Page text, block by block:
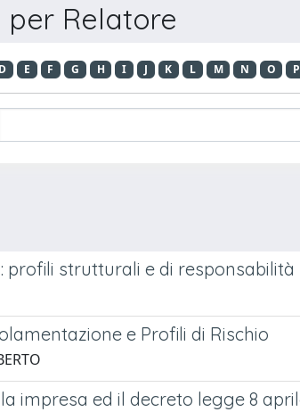
per Relatore
D E F G H I J K L M N O P
profili strutturali e di responsabilità
e Profili di Rischio
impresa ed il decreto legge 8